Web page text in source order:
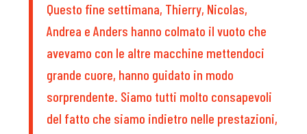
Questo fine settimana, Thierry, Nicolas,
Andrea e Anders hanno colmato il vuoto che
avevamo con le altre macchine mettendoci
grande cuore, hanno guidato in modo
sorprendente. Siamo tutti molto consapevoli
del fatto che siamo indietro nelle prestazioni,